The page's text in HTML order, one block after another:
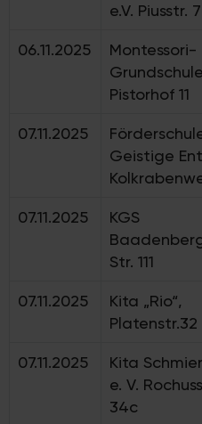
e.V. Piusstr.
06.11.2025
Montessori-
Pistorhof 11
07.11.2025
Geistige
07.11.2025
KGS
Str. 111
07.11.2025
Kita „Rio“,
Platenstr.32
07.11.2025
Kita
e. V.
34c